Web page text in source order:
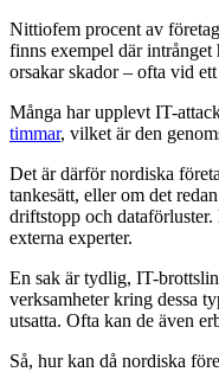
Nittiofem procent av
finns exempel där
orsakar skador – ofta vid
Många har upplevt IT-
timmar, vilket är den
Det är därför nordiska
tankesätt, eller om det
driftstopp och
externa experter.
En sak är tydlig, IT-
verksamheter kring dessa
utsatta. Ofta kan de även
Så, hur kan då nordiska